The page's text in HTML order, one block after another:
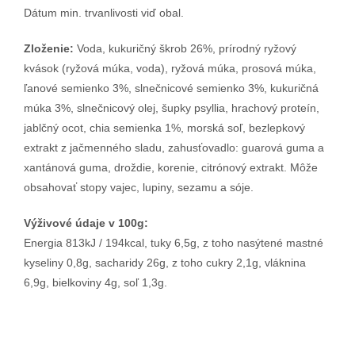
Dátum min. trvanlivosti viď obal.
Zloženie: Voda, kukuričný škrob 26%, prírodný ryžový
kvások (ryžová múka, voda), ryžová múka, prosová múka,
ľanové semienko 3%, slnečnicové semienko 3%, kukuričná
múka 3%, slnečnicový olej, šupky psyllia, hrachový proteín,
jablčný ocot, chia semienka 1%, morská soľ, bezlepkový
extrakt z jačmenného sladu, zahusťovadlo: guarová guma a
xantánová guma, droždie, korenie, citrónový extrakt. Môže
obsahovať stopy vajec, lupiny, sezamu a sóje.
Výživové údaje v 100g:
Energia 813kJ / 194kcal, tuky 6,5g, z toho nasýtené mastné
kyseliny 0,8g, sacharidy 26g, z toho cukry 2,1g, vláknina
6,9g, bielkoviny 4g, soľ 1,3g.